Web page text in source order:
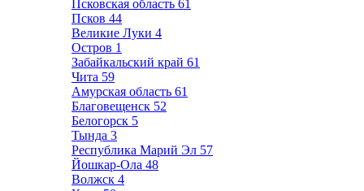
Псковская область 61
Псков 44
Великие Луки 4
Остров 1
Забайкальский край 61
Чита 59
Амурская область 61
Благовещенск 52
Белогорск 5
Тында 3
Республика Марий Эл 57
Йошкар-Ола 48
Волжск 4